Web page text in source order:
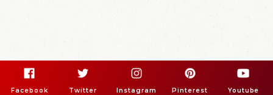
Facebook Twitter Instagram Pinterest Youtube